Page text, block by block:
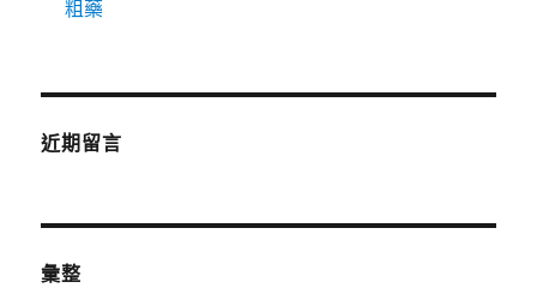
粗藥
近期留言
彙整